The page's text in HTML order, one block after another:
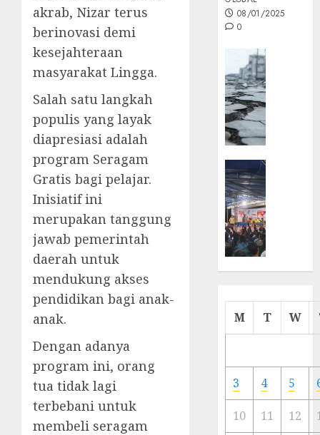
akrab, Nizar terus
berinovasi demi
kesejahteraan
masyarakat Lingga.
Salah satu langkah
populis yang layak
diapresiasi adalah
program Seragam
Gratis bagi pelajar.
Inisiatif ini
merupakan tanggung
jawab pemerintah
daerah untuk
mendukung akses
pendidikan bagi anak-
anak.
Dengan adanya
program ini, orang
tua tidak lagi
terbebani untuk
membeli seragam
08/01/2025
0
Cermin
Ibu
Kota
23/11/
M T W
3 4 5
10 11 12